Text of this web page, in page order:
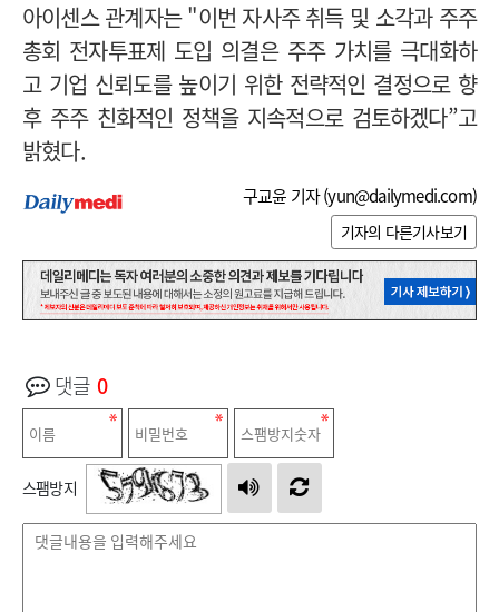
아이센스 관계자는 "이번 자사주 취득 및 소각과 주주
총회 전자투표제 도입 의결은 주주 가치를 극대화하
고 기업 신뢰도를 높이기 위한 전략적인 결정으로 향
후 주주 친화적인 정책을 지속적으로 검토하겠다”고
밝혔다.
구교윤 기자 (yun@dailymedi.com)
기자의 다른기사보기
댓글 0
스팸방지